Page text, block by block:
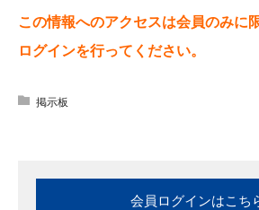
この情報へのアクセスは会員のみに
ログインを行ってください。
掲示板
会員ログインはこち